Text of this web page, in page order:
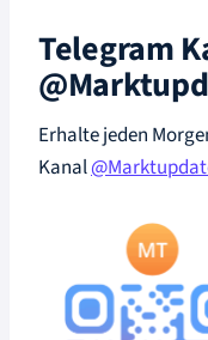
Telegram
Erhalte jeden
Kanal